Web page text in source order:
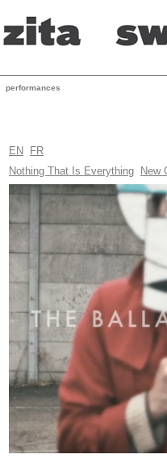
performances
EN FR
Nothing That Is Everything
New